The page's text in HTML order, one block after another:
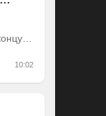
10:02